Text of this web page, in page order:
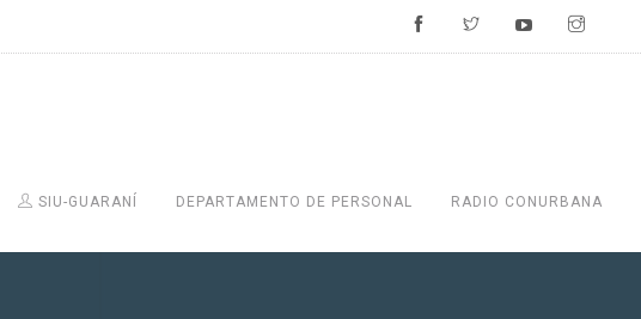
SIU-GUARANÍ DEPARTAMENTO DE PERSONAL RADIO CONURBANA